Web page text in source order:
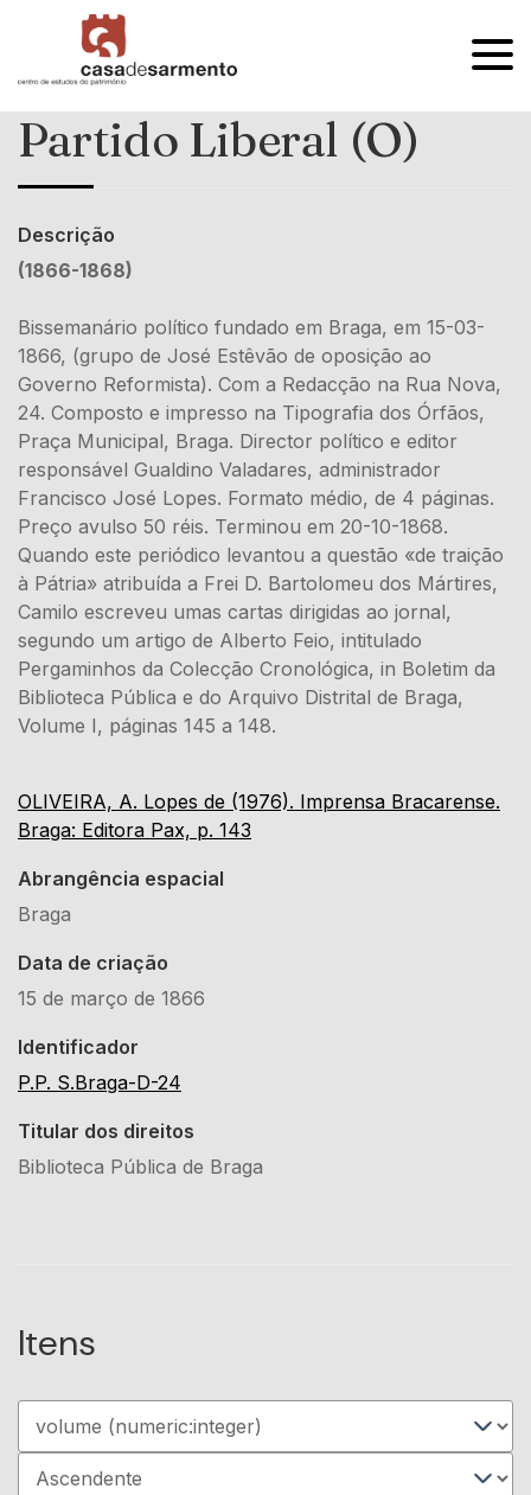
OPEN
Partido Liberal (O)
Descrição
(1866-1868)
Bissemanário político fundado em Braga, em 15-03-
1866, (grupo de José Estêvão de oposição ao
Governo Reformista). Com a Redacção na Rua Nova,
24. Composto e impresso na Tipografia dos Órfãos,
Praça Municipal, Braga. Director político e editor
responsável Gualdino Valadares, adminis­trador
Francisco José Lopes. Formato médio, de 4 páginas.
Preço avulso 50 réis. Terminou em 20-10-1868.
Quando este periódico levantou a questão «de traição
à Pátria» atribuída a Frei D. Bartolomeu dos Mártires,
Camilo escreveu umas cartas dirigidas ao jornal,
segundo um artigo de Alberto Feio, intitulado
Pergaminhos da Colecção Cronológica, in Boletim da
Biblio­teca Pública e do Arquivo Distrital de Braga,
Volume I, páginas 145 a 148.
OLIVEIRA, A. Lopes de (1976). Imprensa Bracarense.
Braga: Editora Pax, p. 143
Abrangência espacial
Braga
Data de criação
15 de março de 1866
Identificador
P.P. S.Braga-D-24
Titular dos direitos
Biblioteca Pública de Braga
Itens